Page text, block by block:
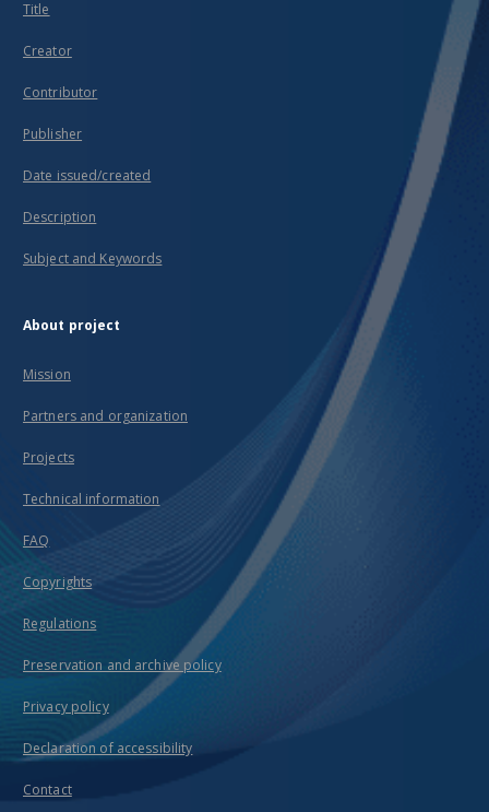
Title
Creator
Contributor
Publisher
Date issued/created
Description
Subject and Keywords
About project
Mission
Partners and organization
Projects
Technical information
FAQ
Copyrights
Regulations
Preservation and archive policy
Privacy policy
Declaration of accessibility
Contact